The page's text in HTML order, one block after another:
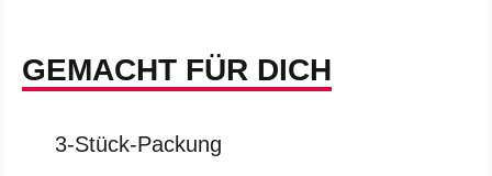
GEMACHT FÜR DICH
3-Stück-Packung